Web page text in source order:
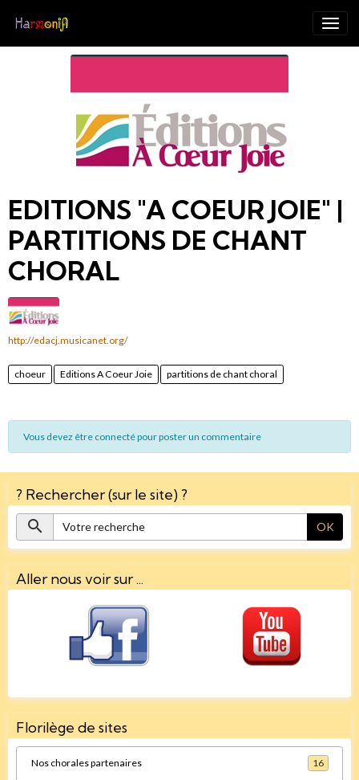
EDITIONS "A COEUR JOIE" |
PARTITIONS DE CHANT
CHORAL
http://edacj.musicanet.org/
choeur Editions A Coeur Joie partitions de chant choral
Vous devez être connecté pour poster un commentaire
? Rechercher (sur le site) ?
OK
Aller nous voir sur ...
Florilège de sites
Nos chorales partenaires 16